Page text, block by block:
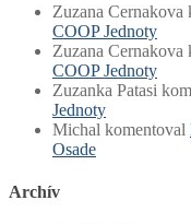
Zuzana Cernakova
COOP Jednoty
Zuzana Cernakova
COOP Jednoty
Zuzanka Patasi
Jednoty
Michal komentoval
Osade
Archív